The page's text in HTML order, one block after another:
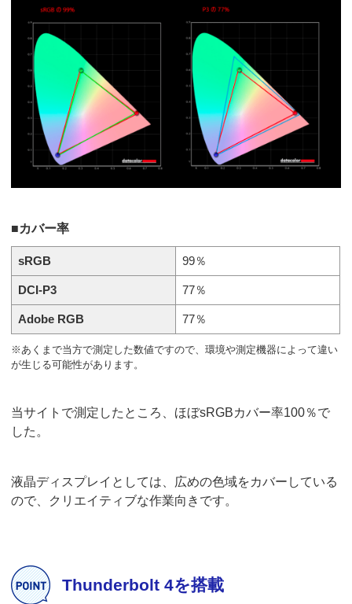
■カバー率
sRGB 99％
DCI-P3 77％
Adobe RGB 77％
※あくまで当方で測定した数値ですので、環境や測定機器によって違い
が生じる可能性があります。
当サイトで測定したところ、ほぼsRGBカバー率100％で
した。
液晶ディスプレイとしては、広めの色域をカバーしている
ので、クリエイティブな作業向きです。
Thunderbolt 4を搭載